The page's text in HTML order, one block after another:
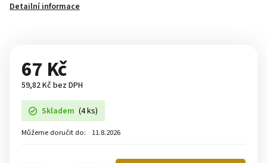
Detailní informace
67 Kč
59,82 Kč bez DPH
Skladem (4 ks)
Můžeme doručit do: 11.8.2026